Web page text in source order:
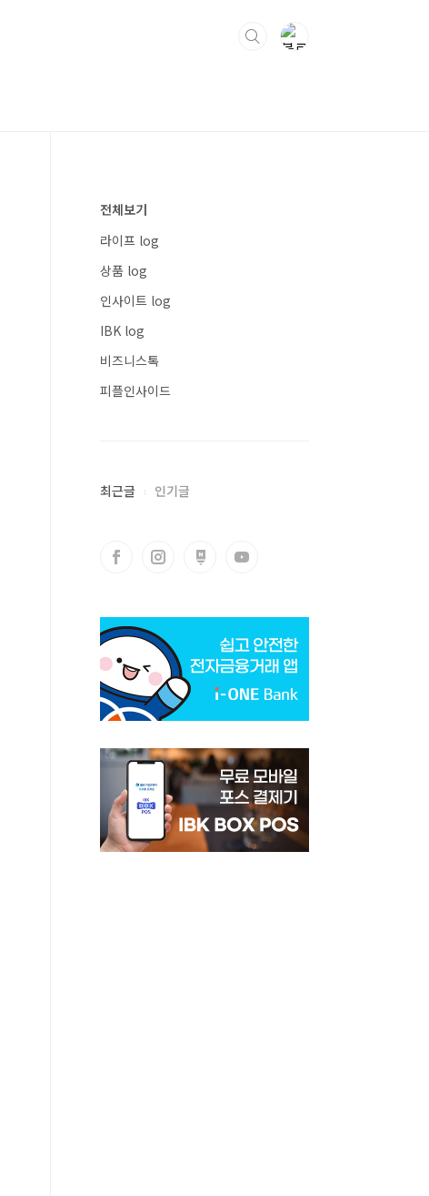
전체보기
라이프 log
상품 log
인사이트 log
IBK log
비즈니스톡
피플인사이드
최근글 인기글